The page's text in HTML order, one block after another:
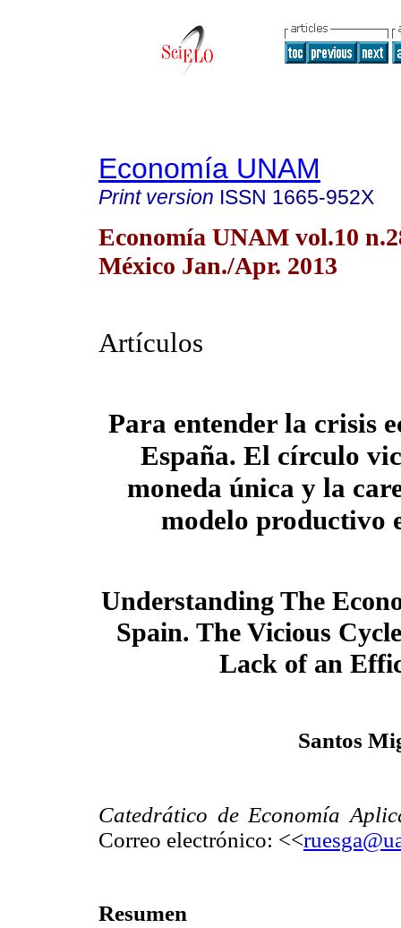
Economía UNAM
Print version ISSN 1665-952X
Economía UNAM vol.10
México Jan./Apr. 2013
Artículos
Para entender la crisis
España. El círculo
moneda única y la
modelo productivo
Understanding The
Spain. The Vicious
Lack of an
Santos
Catedrático de Economía
Correo electrónico: <<
Resumen